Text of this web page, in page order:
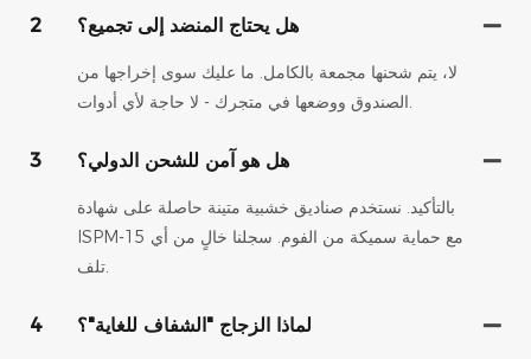
2 هل يحتاج المنضد إلى تجميع؟
لا، يتم شحنها مجمعة بالكامل. ما عليك سوى إخراجها من
الصندوق ووضعها في متجرك - لا حاجة لأي أدوات.
3 هل هو آمن للشحن الدولي؟
بالتأكيد. نستخدم صناديق خشبية متينة حاصلة على شهادة
ISPM-15 مع حماية سميكة من الفوم. سجلنا خالٍ من أي
تلف.
4 لماذا الزجاج "الشفاف للغاية"؟